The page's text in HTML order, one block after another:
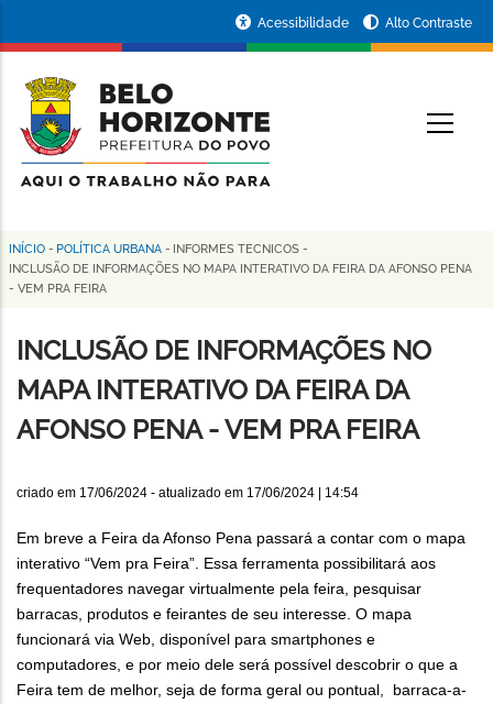
conteúdo
principal
da
Prefeitura
de
Horizonte
Acessibilidade Alto Contraste
Trilha
de
navegação
INÍCIO - POLÍTICA URBANA - INFORMES TECNICOS -
INCLUSÃO DE INFORMAÇÕES NO MAPA INTERATIVO DA FEIRA DA AFONSO PENA
- VEM PRA FEIRA
INCLUSÃO DE INFORMAÇÕES NO
MAPA INTERATIVO DA FEIRA DA
AFONSO PENA - VEM PRA FEIRA
criado em 17/06/2024 - atualizado em 17/06/2024 | 14:54
Em breve a Feira da Afonso Pena passará a contar com o mapa
interativo “Vem pra Feira”. Essa ferramenta possibilitará aos
frequentadores navegar virtualmente pela feira, pesquisar
barracas, produtos e feirantes de seu interesse. O mapa
funcionará via Web, disponível para smartphones e
computadores, e por meio dele será possível descobrir o que a
Feira tem de melhor, seja de forma geral ou pontual, barraca-a-